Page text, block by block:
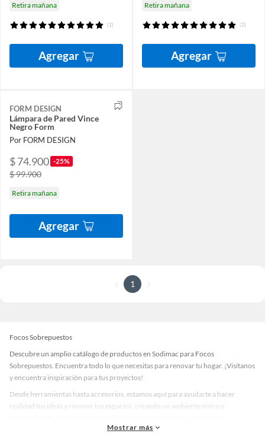
Retira mañana
(1)
Agregar
Retira mañana
(2)
Agregar
FORM DESIGN
Lámpara de Pared Vince
Negro Form
Por FORM DESIGN
$ 74.900 -25%
$ 99.900
Retira mañana
Agregar
1
Focos Sobrepuestos
Descubre un amplio catálogo de productos en Sodimac para Focos
Sobrepuestos. Encuentra todo lo que necesitas para renovar tu hogar. ¡Visítanos
y encuentra inspiración para tus proyectos!
Desde herramientas hasta accesorios, estamos aquí para ayudarte a hacer
realidad tus ideas y renovar tus espacios, creando un ambiente único y
accesorios de calidad que te ayudarán a crear un espacio más tú.
Mostrar más